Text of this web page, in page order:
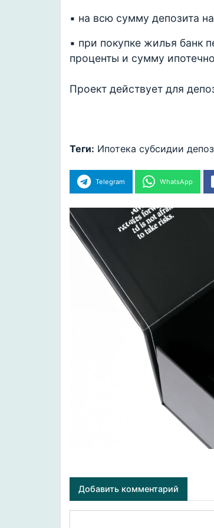
▪️ на всю сумму депозита
▪️ при покупке жилья банк
проценты и сумму
Проект действует для
Теги: Ипотека субсидии
Telegram WhatsApp
Добавить комментарий